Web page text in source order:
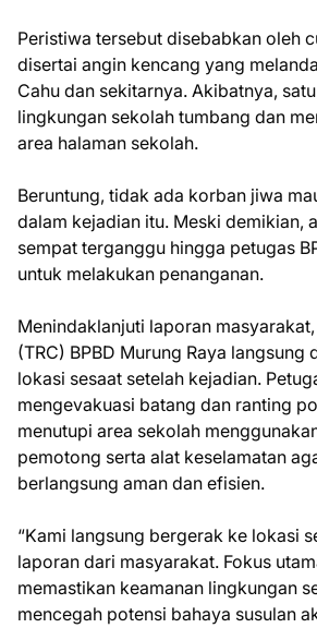
Peristiwa tersebut disebabkan oleh
disertai angin kencang yang
Cahu dan sekitarnya. Akibatnya,
lingkungan sekolah tumbang dan
area halaman sekolah.
Beruntung, tidak ada korban jiwa
dalam kejadian itu. Meski demikian,
sempat terganggu hingga petugas
untuk melakukan penanganan.
Menindaklanjuti laporan
(TRC) BPBD Murung Raya langsung
lokasi sesaat setelah kejadian.
mengevakuasi batang dan ranting
menutupi area sekolah
pemotong serta alat keselamatan
berlangsung aman dan efisien.
“Kami langsung bergerak ke lokasi
laporan dari masyarakat. Fokus
memastikan keamanan lingkungan
mencegah potensi bahaya susulan